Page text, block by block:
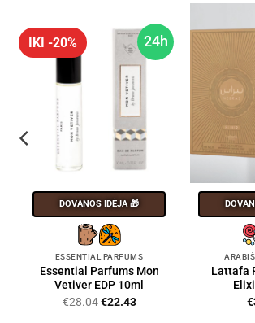
24h
IKI -20%
DOVANOS IDĖJA 🎁
ESSENTIAL PARFUMS
Essential Parfums Mon
Vetiver EDP 10ml
€28.04 Original
€22.43Current
Lattafa
€